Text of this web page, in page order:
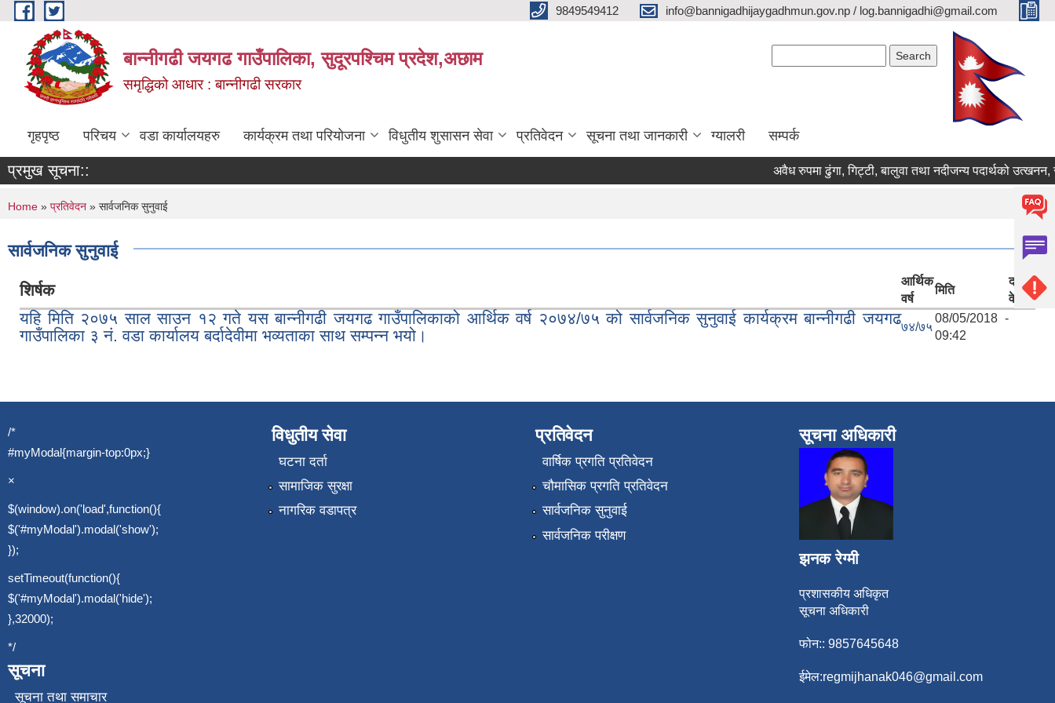
Skip to main content 9849549412 info@bannigadhijaygadhmun.gov.np / log.bannigadhi@gmail.com
बान्नीगढी जयगढ गाउँपालिका, सुदूरपश्चिम प्रदेश,अछाम
समृद्धिको आधार : बान्नीगढी सरकार
गृहपृष्ठ परिचय वडा कार्यालयहरु कार्यक्रम तथा परियोजना विधुतीय शुसासन सेवा प्रतिवेदन सूचना तथा जानकारी ग्यालरी सम्पर्क
प्रमुख सूचना:: अवैध रुपमा ढुंगा, गिट्टी, बालुवा तथा नदीजन्य पदार्थको
You are here
Home » प्रतिवेदन » सार्वजनिक सुनुवाई
सार्वजनिक सुनुवाई
शिर्षक
आर्थिक
वर्ष
मिति
दस्ता
वेज
यहि मिति २०७५ साल साउन १२ गते यस बान्नीगढी जयगढ गाउँपालिकाको आर्थिक वर्ष २०७४/७५ को सार्वजनिक सुनुवाई कार्यक्रम बान्नीगढी जयगढ
गाउँपालिका ३ नं. वडा कार्यालय बर्दादेवीमा भव्यताका साथ सम्पन्न भयो।
७४/७५
08/05/2018 -
09:42
/*
#myModal{margin-top:0px;}
×
$(window).on('load',function(){
$('#myModal').modal('show');
});
setTimeout(function(){
$('#myModal').modal('hide');
},32000);
*/
सूचना
सूचना तथा समाचार
विधुतीय सेवा
घटना दर्ता
सामाजिक सुरक्षा
नागरिक वडापत्र
प्रतिवेदन
वार्षिक प्रगति प्रतिवेदन
चौमासिक प्रगति प्रतिवेदन
सार्वजनिक सुनुवाई
सार्वजनिक परीक्षण
सूचना अधिकारी
झनक रेग्मी
प्रशासकीय अधिकृत
सूचना अधिकारी
फोन:: 9857645648
ईमेल:regmijhanak046@gmail.com